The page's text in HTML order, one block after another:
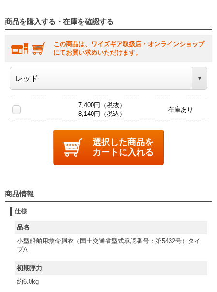
商品を購入する・在庫を確認する
この商品は、ワイズギア取扱店・オンラインショップ
にてお買い求めいただけます。
7,400円（税抜）
8,140円（税込）
在庫あり
選択した商品を
カートに入れる
商品情報
仕様
品名
小型船舶用救命胴衣（国土交通省型式承認番号：第5432号）タイ
プA
初期浮力
約6.0kg